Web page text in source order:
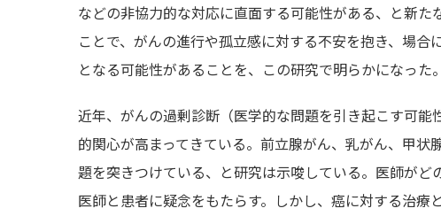
などの非協力的な対応に直面する可能性がある、と新
ことで、がんの進行や孤立感に対する不安を抱き、場
となる可能性があることを、この研究で明らかになった。
近年、がんの過剰診断（医学的な問題を引き起こす可
的関心が高まってきている。前立腺がん、乳がん、甲
題を突きつけている、と研究は示唆している。医師がど
医師と患者に疑念をもたらす。しかし、癌に対する治